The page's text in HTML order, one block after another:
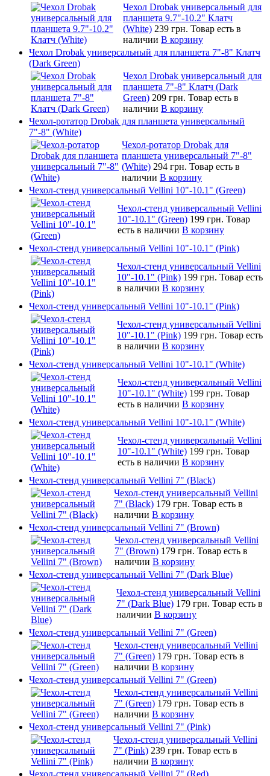
Чехол Drobak универсальный для
планшета 9.7"-10.2" Клатч
(White) 239 грн. Товар есть в
наличии В корзину
Чехол Drobak универсальный для планшета 7"-8" Клатч
(Dark Green)
Чехол Drobak универсальный для
планшета 7"-8" Клатч (Dark
Green) 209 грн. Товар есть в
наличии В корзину
Чехол-ротатор Drobak для планшета универсальный
7"-8" (White)
Чехол-ротатор Drobak для
планшета универсальный 7"-8"
(White) 294 грн. Товар есть в
наличии В корзину
Чехол-стенд универсальный Vellini 10"-10.1" (Green)
Чехол-стенд универсальный Vellini
10"-10.1" (Green) 199 грн. Товар
есть в наличии В корзину
Чехол-стенд универсальный Vellini 10"-10.1" (Pink)
Чехол-стенд универсальный Vellini
10"-10.1" (Pink) 199 грн. Товар есть
в наличии В корзину
Чехол-стенд универсальный Vellini 10"-10.1" (Pink)
Чехол-стенд универсальный Vellini
10"-10.1" (Pink) 199 грн. Товар есть
в наличии В корзину
Чехол-стенд универсальный Vellini 10"-10.1" (White)
Чехол-стенд универсальный Vellini
10"-10.1" (White) 199 грн. Товар
есть в наличии В корзину
Чехол-стенд универсальный Vellini 10"-10.1" (White)
Чехол-стенд универсальный Vellini
10"-10.1" (White) 199 грн. Товар
есть в наличии В корзину
Чехол-стенд универсальный Vellini 7" (Black)
Чехол-стенд универсальный Vellini
7" (Black) 179 грн. Товар есть в
наличии В корзину
Чехол-стенд универсальный Vellini 7" (Brown)
Чехол-стенд универсальный Vellini
7" (Brown) 179 грн. Товар есть в
наличии В корзину
Чехол-стенд универсальный Vellini 7" (Dark Blue)
Чехол-стенд универсальный Vellini
7" (Dark Blue) 179 грн. Товар есть в
наличии В корзину
Чехол-стенд универсальный Vellini 7" (Green)
Чехол-стенд универсальный Vellini
7" (Green) 179 грн. Товар есть в
наличии В корзину
Чехол-стенд универсальный Vellini 7" (Green)
Чехол-стенд универсальный Vellini
7" (Green) 179 грн. Товар есть в
наличии В корзину
Чехол-стенд универсальный Vellini 7" (Pink)
Чехол-стенд универсальный Vellini
7" (Pink) 239 грн. Товар есть в
наличии В корзину
Чехол-стенд универсальный Vellini 7" (Red)